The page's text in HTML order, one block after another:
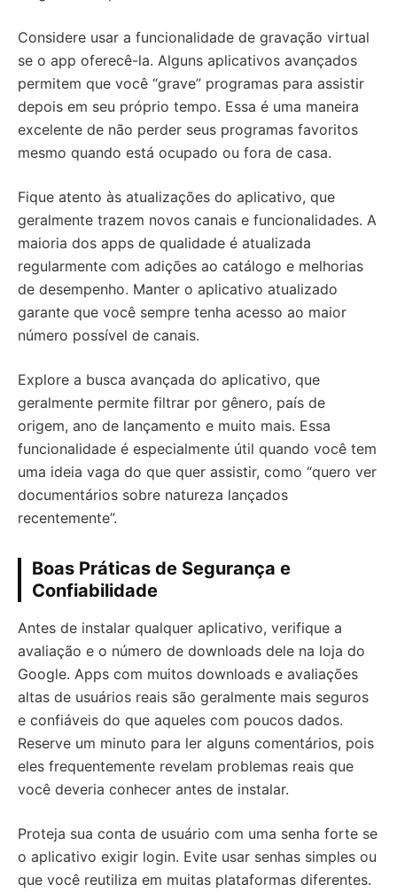
Considere usar a funcionalidade de gravação virtual
se o app oferecê-la. Alguns aplicativos avançados
permitem que você “grave” programas para assistir
depois em seu próprio tempo. Essa é uma maneira
excelente de não perder seus programas favoritos
mesmo quando está ocupado ou fora de casa.
Fique atento às atualizações do aplicativo, que
geralmente trazem novos canais e funcionalidades. A
maioria dos apps de qualidade é atualizada
regularmente com adições ao catálogo e melhorias
de desempenho. Manter o aplicativo atualizado
garante que você sempre tenha acesso ao maior
número possível de canais.
Explore a busca avançada do aplicativo, que
geralmente permite filtrar por gênero, país de
origem, ano de lançamento e muito mais. Essa
funcionalidade é especialmente útil quando você tem
uma ideia vaga do que quer assistir, como “quero ver
documentários sobre natureza lançados
recentemente”.
Boas Práticas de Segurança e
Confiabilidade
Antes de instalar qualquer aplicativo, verifique a
avaliação e o número de downloads dele na loja do
Google. Apps com muitos downloads e avaliações
altas de usuários reais são geralmente mais seguros
e confiáveis do que aqueles com poucos dados.
Reserve um minuto para ler alguns comentários, pois
eles frequentemente revelam problemas reais que
você deveria conhecer antes de instalar.
Proteja sua conta de usuário com uma senha forte se
o aplicativo exigir login. Evite usar senhas simples ou
que você reutiliza em muitas plataformas diferentes.